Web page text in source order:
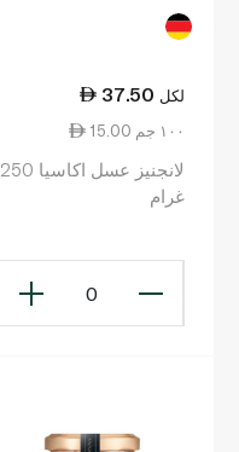
37.50 لكل
15.00 ١٠٠ جم
لانجنيز عسل اكاسيا 250
غرام
0